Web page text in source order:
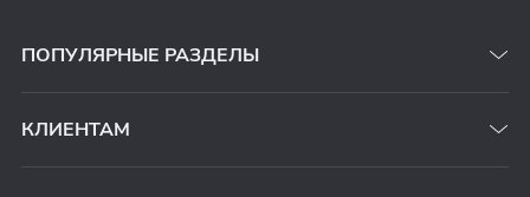
ПОПУЛЯРНЫЕ РАЗДЕЛЫ
КЛИЕНТАМ